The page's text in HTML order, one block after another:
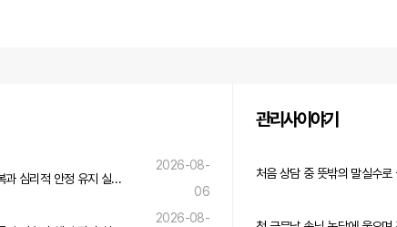
테라피스트 업무 집중력 회복과 심리적 안정 유지 실무 전략
2026-08-
06
2026-08-
관리사이야기
처음 상담 중 뜻밖의 말실수로